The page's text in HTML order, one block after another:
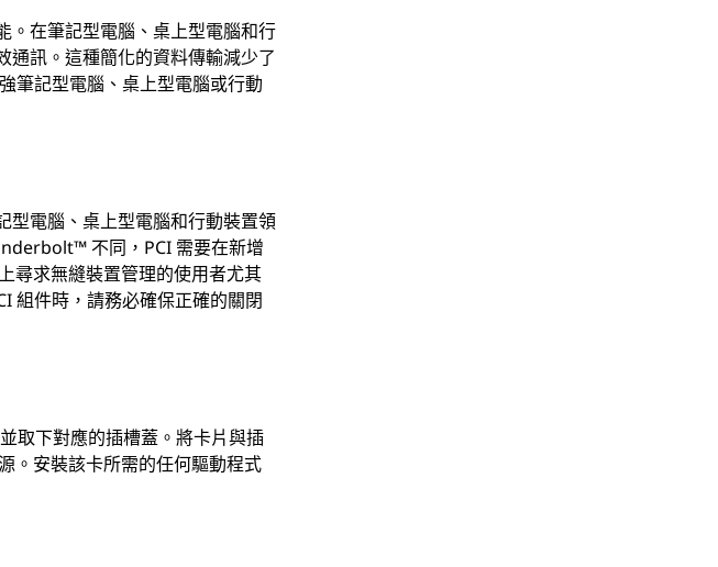
。在筆記型電腦、桌上型電腦和行
通訊。這種簡化的資料傳輸減少了
筆記型電腦、桌上型電腦或行動
型電腦、桌上型電腦和行動裝置領
不同，PCI 需要在新增
尋求無縫裝置管理的使用者尤其
組件時，請務必確保正確的關閉
取下對應的插槽蓋。將卡片與插
。安裝該卡所需的任何驅動程式